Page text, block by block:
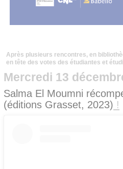
Après plusieurs rencontres, en
en tête des votes des étudiantes et
Mercredi 13
Salma El Moumni
(éditions Grasset, 2023) !